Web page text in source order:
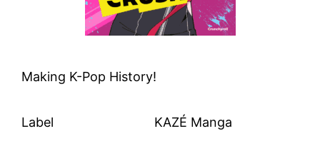
Making K-Pop History!
Label KAZÉ Manga